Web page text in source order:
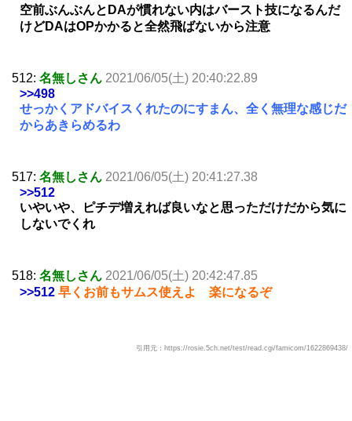
空前ぶんぶんとDAが慣れない内はバースト技になるんだ
けどDAはOPかかると全然飛ばないから注意
512: 名無しさん 2021/06/05(土) 20:40:22.89
>>498
せっかくアドバイスくれたのにすまん、全く無理な感じだ
からあきらめるわ
517: 名無しさん 2021/06/05(土) 20:41:27.38
>>512
いやいや、ピチデ増えれば良いなと思っただけだから気に
しないでくれ
518: 名無しさん 2021/06/05(土) 20:42:47.85
>>512 早くお前もサムス使えよ 楽になるぞ
引用元：https://rosie.5ch.net/test/read.cgi/famicom/1622869438/